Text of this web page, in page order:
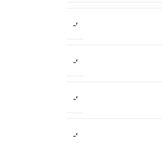
‘-
‘-
‘-
‘-